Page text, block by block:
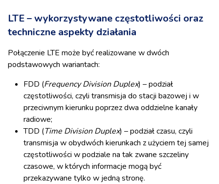
LTE – wykorzystywane częstotliwości oraz
techniczne aspekty działania
Połączenie LTE może być realizowane w dwóch
podstawowych wariantach:
FDD (Frequency Division Duplex) – podział
częstotliwości, czyli transmisja do stacji bazowej i w
przeciwnym kierunku poprzez dwa oddzielne kanały
radiowe;
TDD (Time Division Duplex) – podział czasu, czyli
transmisja w obydwóch kierunkach z użyciem tej samej
częstotliwości w podziale na tak zwane szczeliny
czasowe, w których informacje mogą być
przekazywane tylko w jedną stronę.